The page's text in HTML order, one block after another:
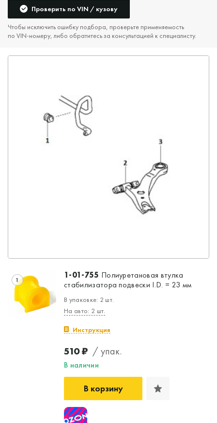
Проверить по VIN / кузову
Чтобы исключить ошибку подбора, проверьте применяемость
по VIN‑номеру, либо обратитесь за консультацией к специалисту.
1 1-01-755 Полиуретановая втулка
стабилизатора подвески I.D. = 23 мм
В упаковке: 2 шт.
На авто: 2 шт.
Инструкция
510 ₽ / упак.
В наличии
В корзину